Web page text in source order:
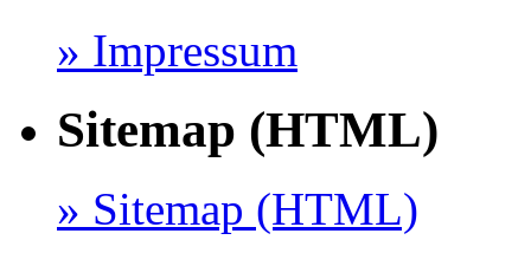
» Impressum
Sitemap (HTML)
» Sitemap (HTML)